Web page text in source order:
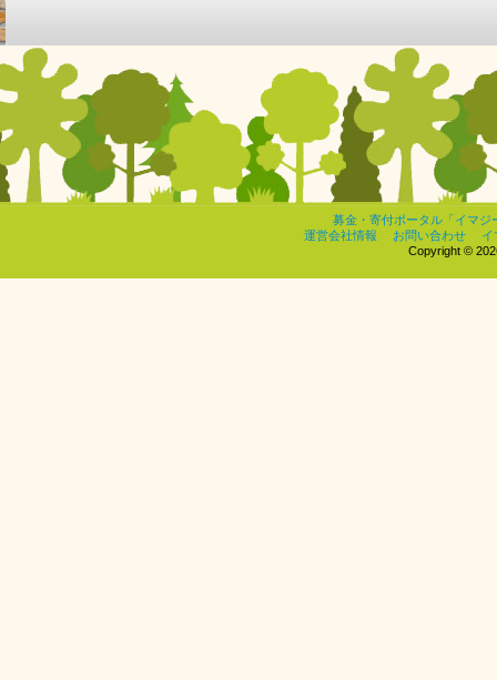
募金・寄付ポータル「イマジ
運営会社情報
お問い合わせ
イ
Copyright ©